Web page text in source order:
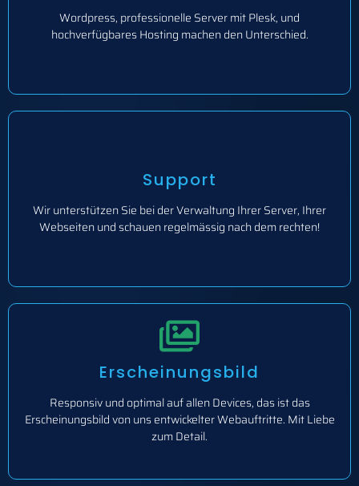
Wordpress, professionelle Server mit Plesk, und
hochverfügbares Hosting machen den Unterschied.
Support
Wir unterstützen Sie bei der Verwaltung Ihrer Server, Ihrer
Webseiten und schauen regelmässig nach dem rechten!
Erscheinungsbild
Responsiv und optimal auf allen Devices, das ist das
Erscheinungsbild von uns entwickelter Webauftritte. Mit Liebe
zum Detail.